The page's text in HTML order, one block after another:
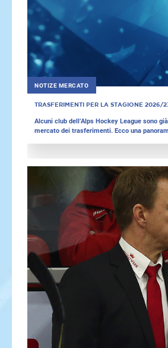
NOTIZE MERCATO
TRASFERIMENTI PER LA STAGIONE 2026/
Alcuni club dell’Alps Hockey League sono
mercato dei trasferimenti. Ecco una